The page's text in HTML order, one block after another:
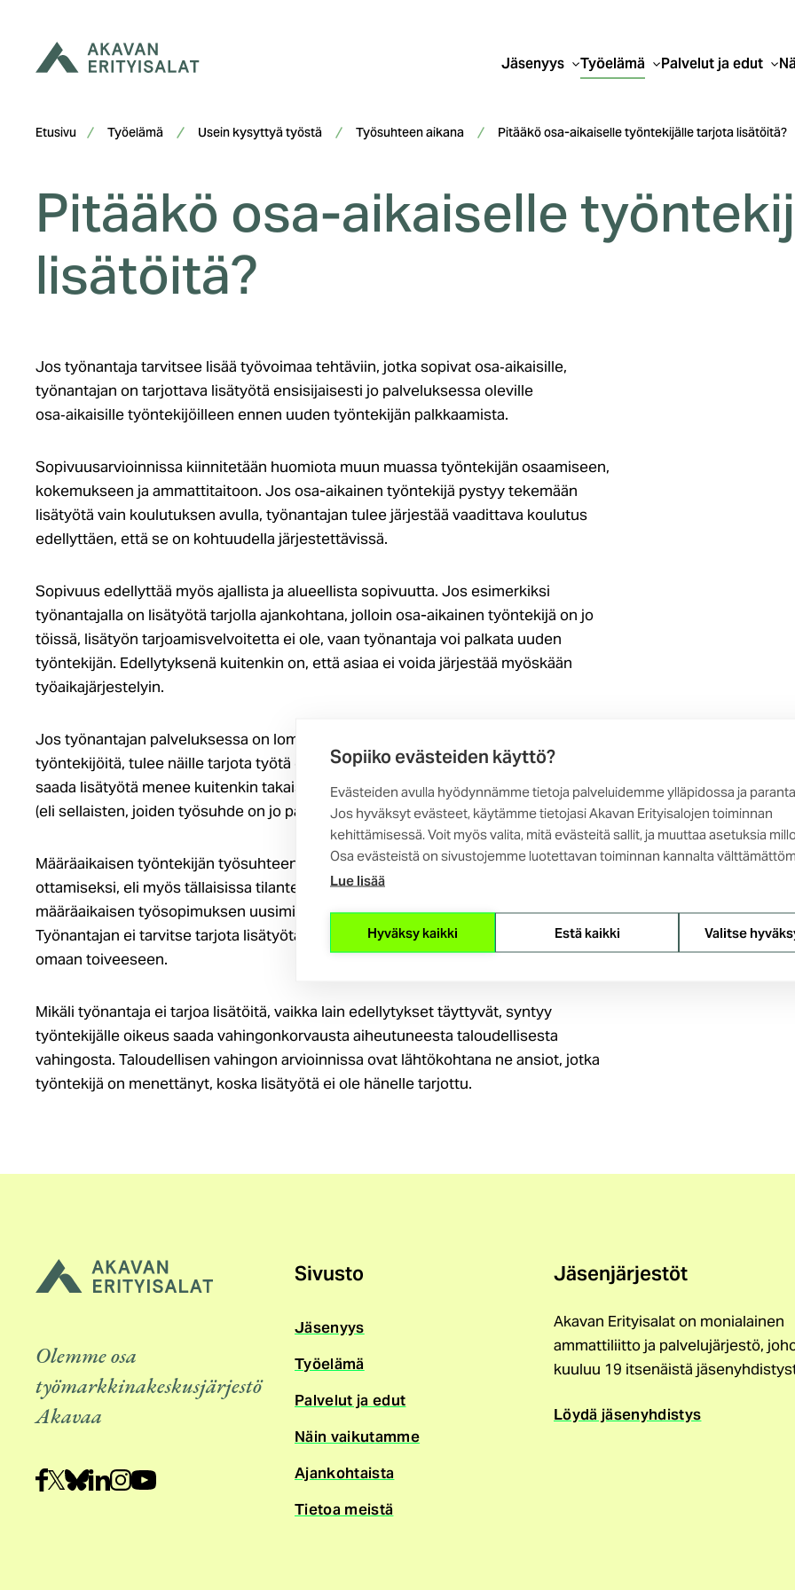
Sopiiko evästeiden käyttö?
Evästeiden avulla hyödynnämme tietoja palveluidemme ylläpidossa ja
Jos hyväksyt evästeet, käytämme tietojasi Akavan Erityisalojen toiminnan
kehittämisessä. Voit myös valita, mitä evästeitä sallit, ja muuttaa asetuksia
Osa evästeistä on sivustojemme luotettavan toiminnan kannalta
Lue lisää
Hyväksy kaikki Estä kaikki Valitse
Jäsenyys Työelämä Palvelut ja edut
Etusivu Työelämä Usein kysyttyä työstä Työsuhteen aikana Pitääkö osa-aikaiselle työntekijälle tarjota lisätöitä?
Pitääkö osa-aikaiselle
lisätöitä?
Jos työnantaja tarvitsee lisää työvoimaa tehtäviin, jotka sopivat osa‑aikaisille,
työnantajan on tarjottava lisätyötä ensisijaisesti jo palveluksessa oleville
osa‑aikaisille työntekijöilleen ennen uuden työntekijän palkkaamista.
Sopivuusarvioinnissa kiinnitetään huomiota muun muassa työntekijän osaamiseen,
kokemukseen ja ammattitaitoon. Jos osa-aikainen työntekijä pystyy tekemään
lisätyötä vain koulutuksen avulla, työnantajan tulee järjestää vaadittava koulutus
edellyttäen, että se on kohtuudella järjestettävissä.
Sopivuus edellyttää myös ajallista ja alueellista sopivuutta. Jos esimerkiksi
työnantajalla on lisätyötä tarjolla ajankohtana, jolloin osa-aikainen työntekijä on jo
töissä, lisätyön tarjoamisvelvoitetta ei ole, vaan työnantaja voi palkata uuden
työntekijän. Edellytyksenä kuitenkin on, että asiaa ei voida järjestää myöskään
työaikajärjestelyin.
Jos työnantajan palveluksessa on lomautettuja tai irtisanomisuhan alla olevia
työntekijöitä, tulee näille tarjota työtä ensisijaisesti. Osa-aikaisen työntekijän oikeus
saada lisätyötä menee kuitenkin takaisinoton piirissä olevien työntekijöiden edelle
(eli sellaisten, joiden työsuhde on jo päättynyt tuotannollis-taloudellisin syin).
Määräaikaisen työntekijän työsuhteen jatkaminen katsotaan uuden työntekijän
ottamiseksi, eli myös tällaisissa tilanteissa osa-aikaiselle tulisi tarjota lisätyötä ennen
määräaikaisen työsopimuksen uusimista.
Työnantajan ei tarvitse tarjota lisätyötä, jos osa-aikaisuus perustuu työntekijän
omaan toiveeseen.
Mikäli työnantaja ei tarjoa lisätöitä, vaikka lain edellytykset täyttyvät, syntyy
työntekijälle oikeus saada vahingonkorvausta aiheutuneesta taloudellisesta
vahingosta. Taloudellisen vahingon arvioinnissa ovat lähtökohtana ne ansiot, jotka
työntekijä on menettänyt, koska lisätyötä ei ole hänelle tarjottu.
Olemme osa
työmarkkinakeskusjärjestö
Akavaa
Sivusto
Jäsenyys
Työelämä
Palvelut ja edut
Näin vaikutamme
Ajankohtaista
Tietoa meistä
Jäsenjärjestöt
Akavan Erityisalat on monialainen
ammattiliitto ja palvelujärjestö,
kuuluu 19 itsenäistä
Löydä jäsenyhdistys